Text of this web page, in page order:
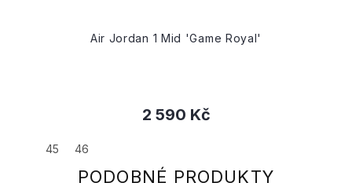
Air Jordan 1 Mid 'Game Royal'
2 590 Kč
45 46